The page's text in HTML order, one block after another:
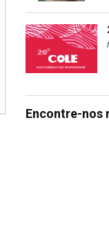
Encontre-nos